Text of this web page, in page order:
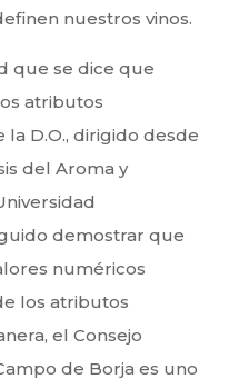
nuestros vinos.
que se dice que
atributos
la D.O., dirigido desde
del Aroma y
demostrar que
numéricos
los atributos
el Consejo
de Borja es uno